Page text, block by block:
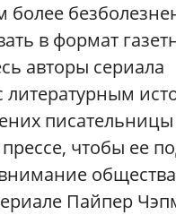
более
в формат
авторы сериала
литературным
писательницы
чтобы ее
общества
Пайпер